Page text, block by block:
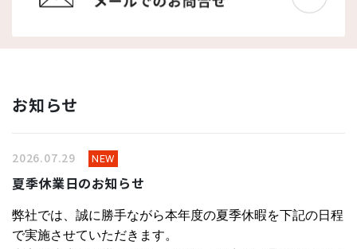
お知らせ
2026.07.29 NEW
夏季休業日のお知らせ
弊社では、誠に勝手ながら本年度の夏季休暇を下記の日程
で実施させていただきます。